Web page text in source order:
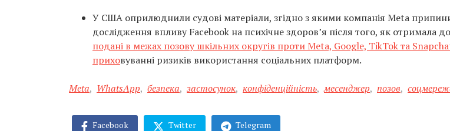
У США оприлюднили судові матеріали, згідно з якими компанія Meta
дослідження впливу Facebook на психічне здоров’я після того, як отримала
подані в межах позову шкільних округів проти Meta, Google, TikTok та
приховуванні ризиків використання соціальних платформ.
Meta, WhatsАpp, безпека, застосунок, конфіденційність, месенджер, позов,
Facebook Twitter Telegram